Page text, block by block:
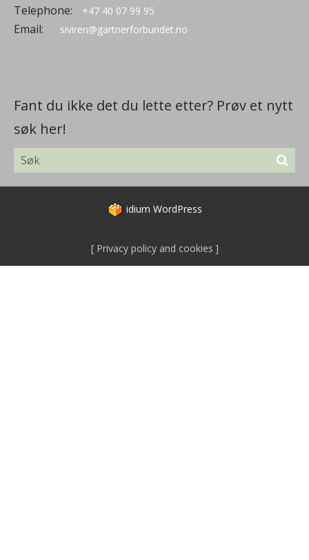
Telephone:
+47 40 07 99 95
Email: siviren@gartnerforbundet.no
Fant du ikke det du lette etter? Prøv et nytt
søk her!
idium WordPress
Privacy policy and cookies